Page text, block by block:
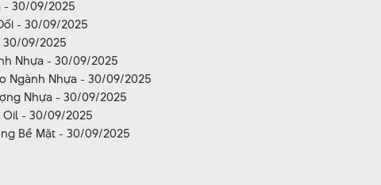
- 30/09/2025
- 30/09/2025
30/09/2025
Nhựa - 30/09/2025
Ngành Nhựa - 30/09/2025
Nhựa - 30/09/2025
Oil - 30/09/2025
Bề Mặt - 30/09/2025